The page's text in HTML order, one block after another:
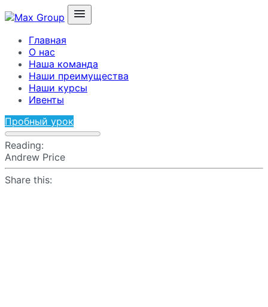
Главная
О нас
Наша команда
Наши преимущества
Наши курсы
Ивенты
Пробный урок
Reading:
Andrew Price
Share this: